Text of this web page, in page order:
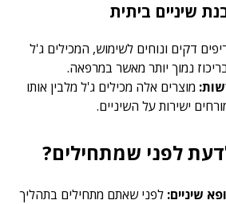
שיניים ביתית
דקים ונוחים לשימוש, המכילים ג'ל
נמוך יותר מאשר במרפאה.
מוצרים אלה מכילים ג'ל מלבין אותו
ישירות על השיניים.
לפני שמתחילים?
שיניים: לפני שאתם מתחילים בתהליך